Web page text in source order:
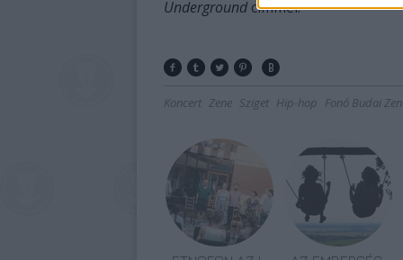
Undergroundcímmel.
Koncert Zene Sziget Hip-hop Fonó Budai